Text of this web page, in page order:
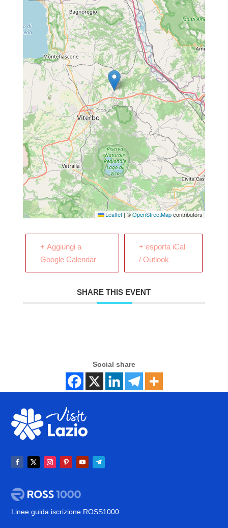
Leaflet | ©OpenStreetMapcontributors
+ Aggiungi a
Google Calendar
+ esporta iCal
/ Outlook
SHARE THIS EVENT
Social share
Linee guida iscrizione ROSS1000